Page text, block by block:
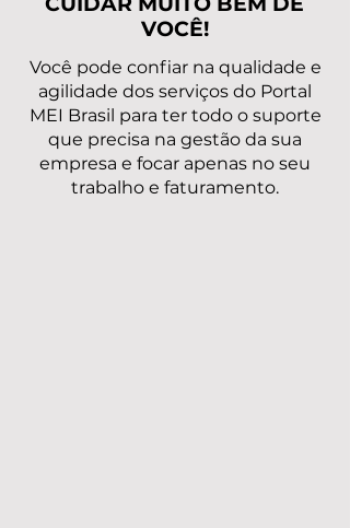
VOCÊ!
Você pode confiar na qualidade e
agilidade dos serviços do Portal
MEI Brasil para ter todo o suporte
que precisa na gestão da sua
empresa e focar apenas no seu
trabalho e faturamento.